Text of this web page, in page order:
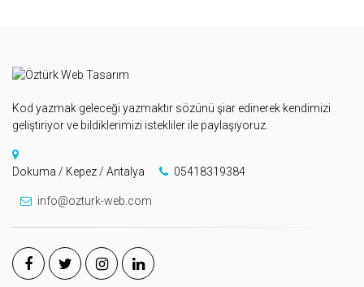
Kod yazmak geleceği yazmaktır sözünü şiar edinerek kendimizi
geliştiriyor ve bildiklerimizi istekliler ile paylaşıyoruz.
Dokuma / Kepez / Antalya 05418319384
info@ozturk-web.com